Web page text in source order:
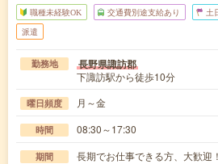
職種未経験OK 交通費別途支給あり 土
派遣
勤務地 長野県諏訪郡
下諏訪駅から徒歩10分
曜日頻度 月～金
時間 08:30～17:30
期間 長期でお仕事できる方、大歓迎！